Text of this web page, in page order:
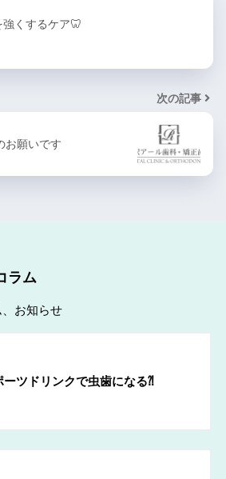
強くするケア🦷
次の記事
お願いです
ラム
お知らせ
ーツドリンクで虫歯になる⁈